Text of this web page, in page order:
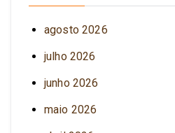
agosto 2026
julho 2026
junho 2026
maio 2026